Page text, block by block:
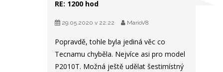
RE: 1200 hod
29.05.2020 v 22:22 MarioV8
Popravdě, tohle byla jediná věc co
Tecnamu chyběla. Nejvíce asi pro model
P2010T. Možná ještě udělat šestimístný